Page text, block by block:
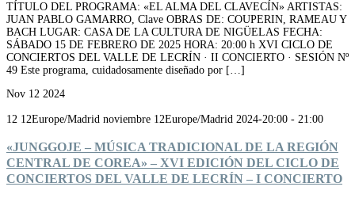
TÍTULO DEL PROGRAMA: «EL ALMA DEL CLAVECÍN» ARTISTAS:
JUAN PABLO GAMARRO, Clave OBRAS DE: COUPERIN, RAMEAU Y
BACH LUGAR: CASA DE LA CULTURA DE NIGÜELAS FECHA:
SÁBADO 15 DE FEBRERO DE 2025 HORA: 20:00 h XVI CICLO DE
CONCIERTOS DEL VALLE DE LECRÍN · II CONCIERTO · SESIÓN Nº
49 Este programa, cuidadosamente diseñado por […]
Nov 12 2024
12 12Europe/Madrid noviembre 12Europe/Madrid 2024-20:00 - 21:00
«JUNGGOJE – MÚSICA TRADICIONAL DE LA REGIÓN
CENTRAL DE COREA» – XVI EDICIÓN DEL CICLO DE
CONCIERTOS DEL VALLE DE LECRÍN – I CONCIERTO